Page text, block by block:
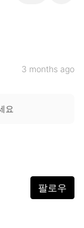
3 months ago
요
팔로우